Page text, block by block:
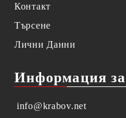
Контакт
Търсене
Лични Данни
Информация
info@krabov.net